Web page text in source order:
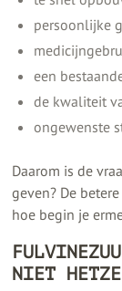
persoonlijke
een
de kwaliteit
ongewenste
Daarom is de
geven? De
hoe begin je
NIET